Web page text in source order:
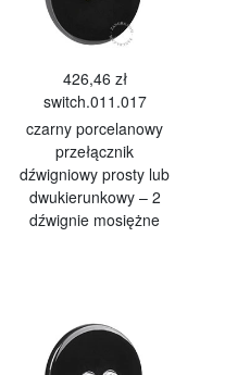
426,46 zł
switch.011.017
czarny porcelanowy
przełącznik
dźwigniowy prosty lub
dwukierunkowy – 2
dźwignie mosiężne